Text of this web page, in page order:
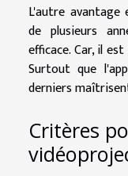
L'autre
de plusieurs
efficace. Car, il
Surtout que
derniers
Critères